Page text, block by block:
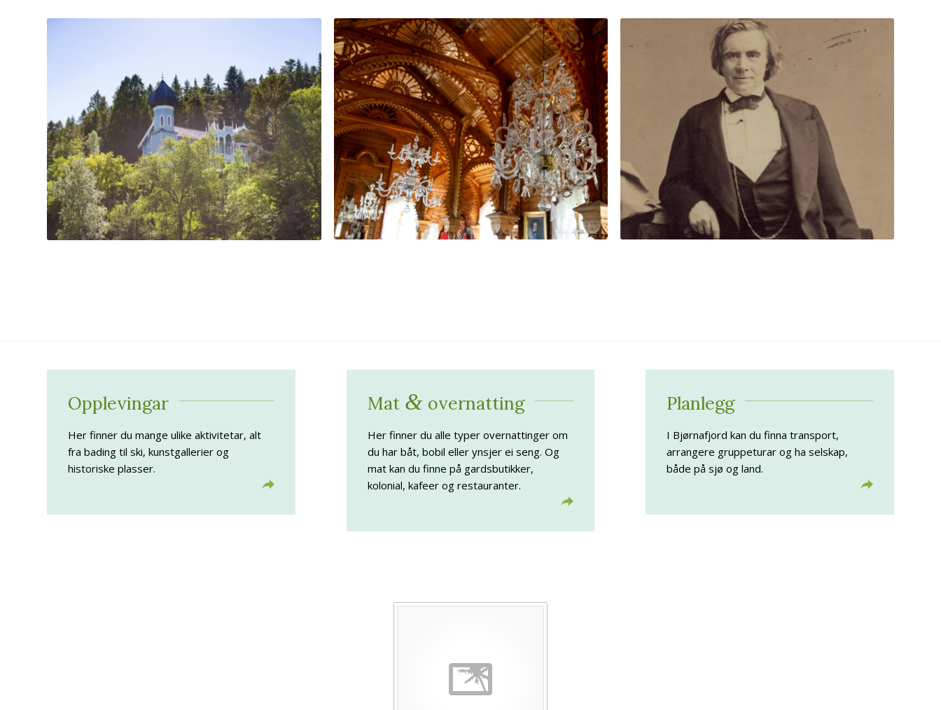
Opplevingar
Her finner du mange ulike aktivitetar, alt
fra bading til ski, kunstgallerier og
historiske plasser.
Mat &overnatting
Her finner du alle typer overnattinger om
du har båt, bobil eller ynsjer ei seng. Og
mat kan du finne på gardsbutikker,
kolonial, kafeer og restauranter.
Planlegg
I Bjørnafjord kan du finna transport,
arrangere gruppeturar og ha selskap,
både på sjø og land.